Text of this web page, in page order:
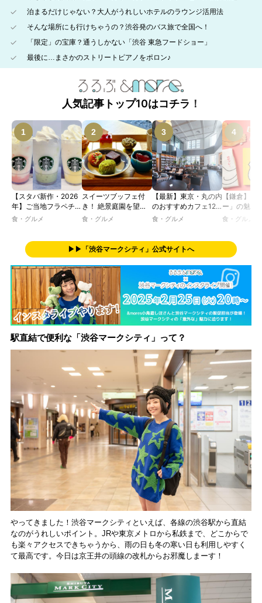
泊まるだけじゃない？大人がうれしいホテルのラウンジ活用法
そんな場所にも行けちゃうの？渋谷発のバス旅で全国へ！
「限定」の宝庫？通うしかない「渋谷 東急フードショー」
最後に…まさかのストリートピアノをポロン♪
人気記事トップ10はコチラ！
【スタバ新作・2026
年】ご当地フラペチー
ノが新登場！ 地域と
JIMOTO
PROGRAM」が青
森・群馬・沖縄で始
動。6種類を飲んで実
食レポート
食・グルメ
スイーツブッフェ付
き！ 絶景庭園を望む
ホテルレストランで味
ツトレンドVol.105】
食・グルメ
【最新】東京・丸の内
のおすすめカフェ12
選｜ひとりでゆったり
るカフェ、優雅なホテ
ルラウンジまで！
食・グルメ
【鎌倉】「
ー」の魅力
説！ 定番商
食・グルメ
▶▶「渋谷マークシティ」公式サイトへ
駅直結で便利な「渋谷マークシティ」って？
やってきました！渋谷マークシティといえば、各線の渋谷駅から直結
なのがうれしいポイント。JRや東京メトロから私鉄まで、どこからで
も楽々アクセスできちゃうから、雨の日も冬の寒い日も利用しやすく
て最高です。今日は京王井の頭線の改札からお邪魔しまーす！